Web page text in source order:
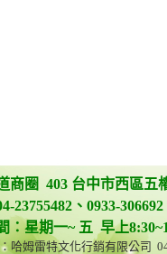
商圈 403 台中市西區五
23755482、0933-
：星期一~ 五 早上
哈姆雷特文化行銷有限公司